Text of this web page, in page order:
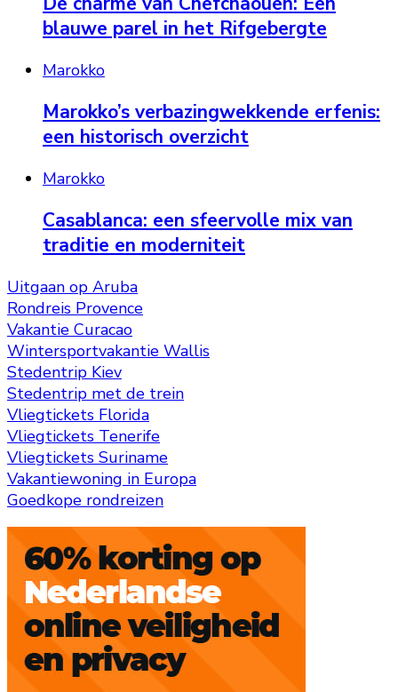
blauwe parel in het Rifgebergte
Marokko
Marokko’s verbazingwekkende erfenis:
een historisch overzicht
Marokko
Casablanca: een sfeervolle mix van
traditie en moderniteit
Uitgaan op Aruba
Rondreis Provence
Vakantie Curacao
Wintersportvakantie Wallis
Stedentrip Kiev
Stedentrip met de trein
Vliegtickets Florida
Vliegtickets Tenerife
Vliegtickets Suriname
Vakantiewoning in Europa
Goedkope rondreizen